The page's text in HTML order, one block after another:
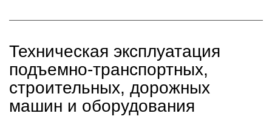
Техническая эксплуатация
подъемно-транспортных,
строительных, дорожных
машин и оборудования